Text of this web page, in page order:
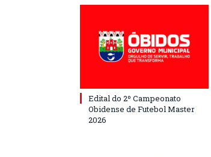
Edital do 2º Campeonato
Obidense de Futebol Master
2026